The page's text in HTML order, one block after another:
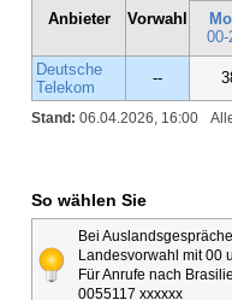
Anbieter Vorwahl
00-
Deutsche
Telekom
--
Stand: 06.04.2026, 16:00
So wählen Sie
Bei
Landesvorwahl mit 00
Für Anrufe nach
0055117 xxxxxx